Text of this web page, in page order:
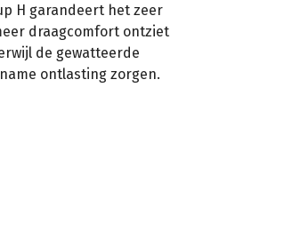
H garandeert het zeer
draagcomfort ontziet
de gewatteerde
ontlasting zorgen.